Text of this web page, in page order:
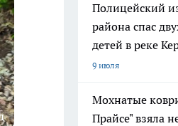
Полицейский
района спас
детей в реке
9 июля
Мохнатые
Прайсе" взяла